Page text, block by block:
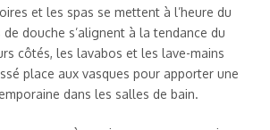
et les spas se mettent à l’heure du
douche s’alignent à la tendance du
côtés, les lavabos et les lave-mains
place aux vasques pour apporter une
dans les salles de bain.